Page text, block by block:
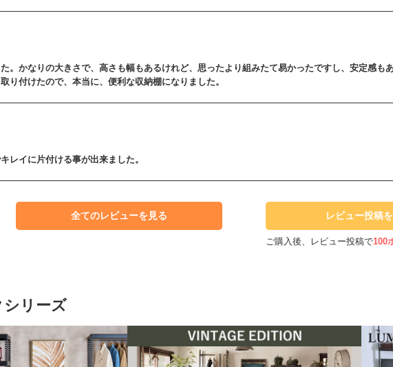
。かなりの大きさで、高さも幅もあるけれど、思ったより組みたて易かったですし、安定感も
り付けたので、本当に、便利な収納棚になりました。
レイに片付ける事が出来ました。
全てのレビューを見る レビュー投稿
ご購入後、レビュー投稿で100
リーズ